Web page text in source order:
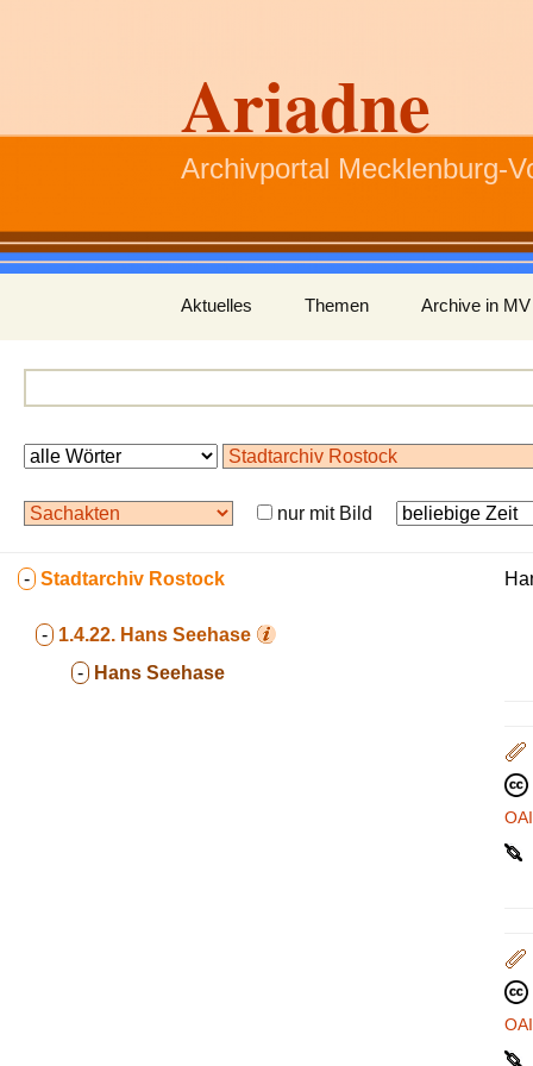
Ariadne
Archivportal Mecklenburg-
Inhalt
springen
Aktuelles Themen Archive in MV
nur mit Bild
- Stadtarchiv Rostock
- 1.4.22. Hans Seehase
- Hans Seehase